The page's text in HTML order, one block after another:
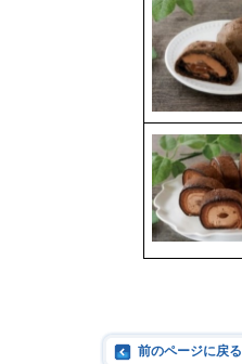
前のページに戻る